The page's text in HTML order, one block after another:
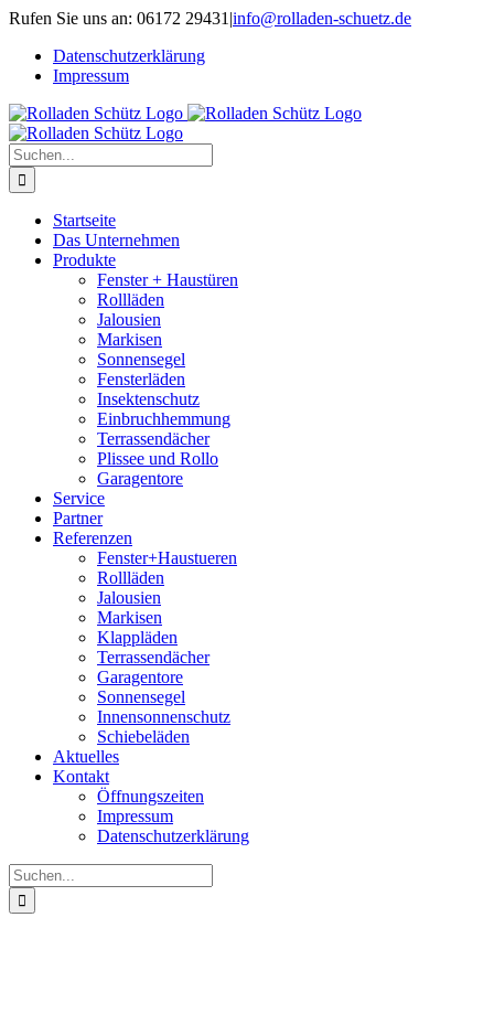
Zum
springen
Rufen Sie uns an: 06172 29431 |info@rolladen-schuetz.de
Datenschutz­erklärung
Impressum
Suche
nach:
Startseite
Das Unternehmen
Produkte
Fenster + Haustüren
Rollläden
Jalousien
Markisen
Sonnensegel
Fensterläden
Insektenschutz
Einbruchhemmung
Terrassendächer
Plissee und Rollo
Garagentore
Service
Partner
Referenzen
Fenster+Haustueren
Rollläden
Jalousien
Markisen
Klappläden
Terrassendächer
Garagentore
Sonnensegel
Innensonnenschutz
Schiebeläden
Aktuelles
Kontakt
Öffnungszeiten
Impressum
Datenschutz­erklärung
Suche
nach: